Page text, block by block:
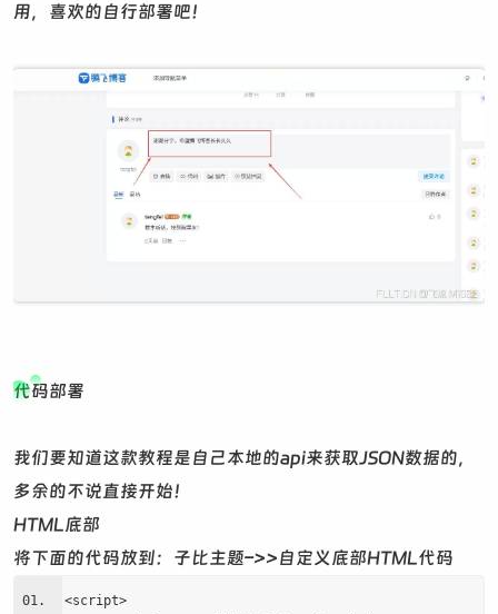
用，喜欢的自行部署吧！
代码部署
我们要知道这款教程是自己本地的api来获取JSON数据的，
多余的不说直接开始！
HTML底部
将下面的代码放到：子比主题–>>自定义底部HTML代码
<script>